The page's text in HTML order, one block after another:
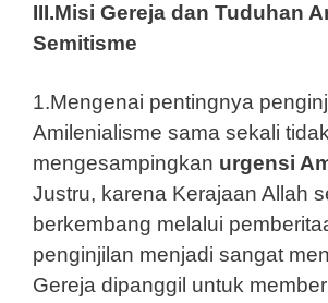
III.Misi Gereja dan Tuduhan
Semitisme
1.Mengenai pentingnya
Amilenialisme sama sekali tidak
mengesampingkan urgensi
Justru, karena Kerajaan Allah
berkembang melalui
penginjilan menjadi sangat
Gereja dipanggil untuk